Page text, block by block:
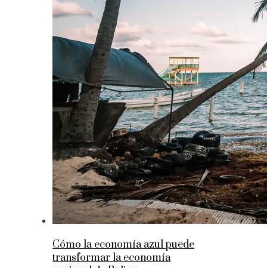
Cómo la economía azul puede
transformar la economía